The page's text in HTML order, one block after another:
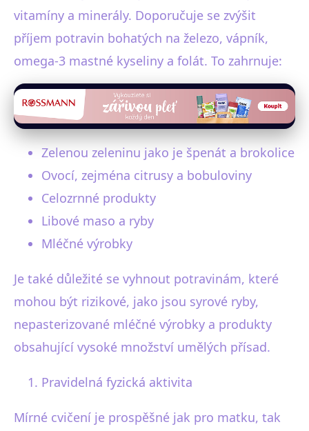
vitamíny a minerály. Doporučuje se zvýšit
příjem potravin bohatých na železo, vápník,
omega-3 mastné kyseliny a folát. To zahrnuje:
Zelenou zeleninu jako je špenát a brokolice
Ovocí, zejména citrusy a bobuloviny
Celozrnné produkty
Libové maso a ryby
Mléčné výrobky
Je také důležité se vyhnout potravinám, které
mohou být rizikové, jako jsou syrové ryby,
nepasterizované mléčné výrobky a produkty
obsahující vysoké množství umělých přísad.
Pravidelná fyzická aktivita
Mírné cvičení je prospěšné jak pro matku, tak